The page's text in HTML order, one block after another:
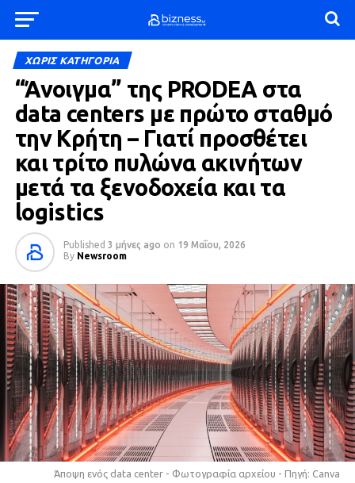
ΧΩΡΊΣ ΚΑΤΗΓΟΡΊΑ
“Άνοιγμα” της PRODEA στα
data centers με πρώτο σταθμό
την Κρήτη – Γιατί προσθέτει
και τρίτο πυλώνα ακινήτων
μετά τα ξενοδοχεία και τα
logistics
Published 3 μήνες ago on 19 Μαΐου, 2026
By Newsroom
Άποψη ενός data center - Φωτογραφία αρχείου - Πηγή: Canva